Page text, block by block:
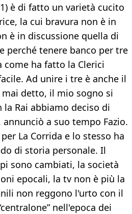
è di fatto un varietà cucito
la cui bravura non è in
è in discussione quella di
perché tenere banco per tre
come ha fatto la Clerici
Ad unire i tre è anche il
mai detto, il mio sogno si
la Rai abbiamo deciso di
a suo tempo Fazio.
La Corrida e lo stesso ha
di storia personale. Il
sono cambiati, la società
epocali, la tv non è più la
non reggono l'urto con il
nell'epoca dei